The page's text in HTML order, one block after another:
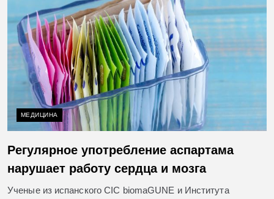
МЕДИЦИНА
Регулярное употребление аспартама
нарушает работу сердца и мозга
Ученые из испанского CIC biomaGUNE и Института